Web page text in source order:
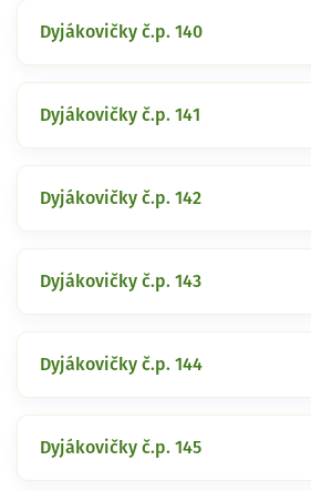
Dyjákovičky č.p. 140
Dyjákovičky č.p. 141
Dyjákovičky č.p. 142
Dyjákovičky č.p. 143
Dyjákovičky č.p. 144
Dyjákovičky č.p. 145